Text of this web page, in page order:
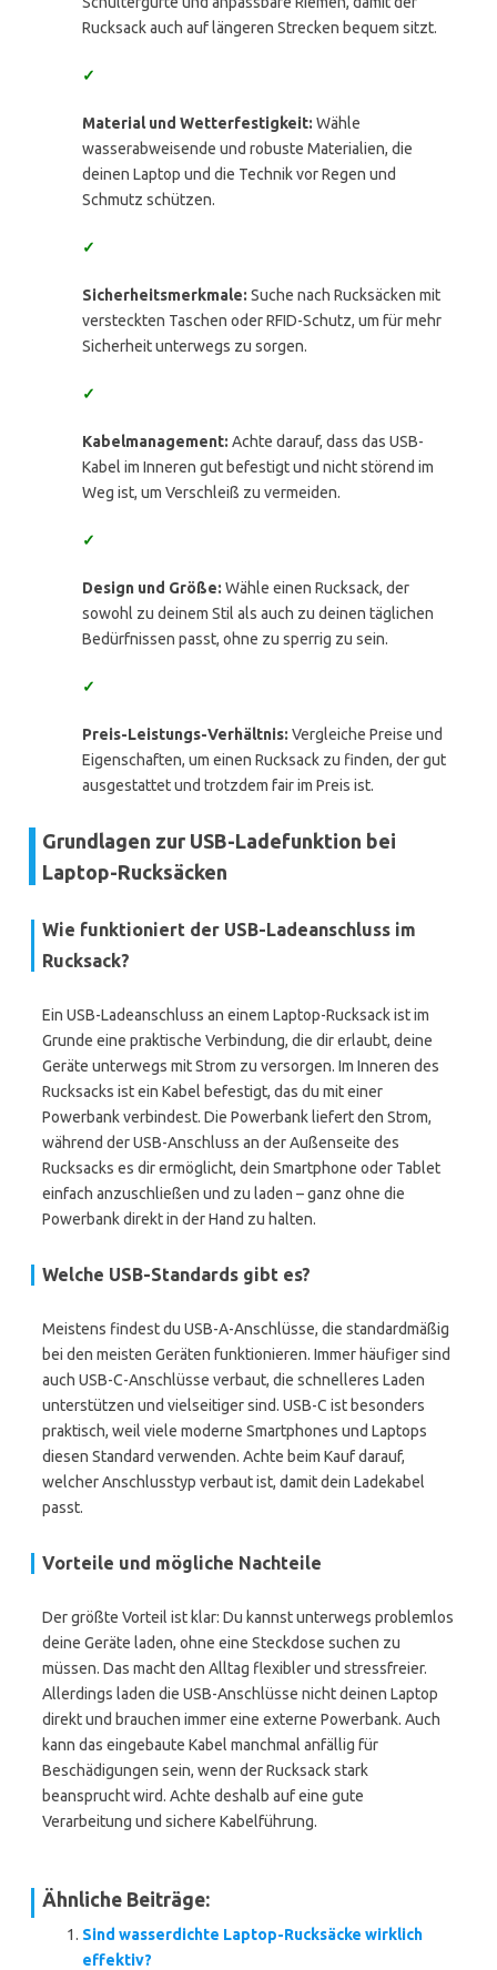
Rucksack auch auf längeren Strecken bequem sitzt.
✓
Material und Wetterfestigkeit: Wähle
wasserabweisende und robuste Materialien, die
deinen Laptop und die Technik vor Regen und
Schmutz schützen.
✓
Sicherheitsmerkmale: Suche nach Rucksäcken mit
versteckten Taschen oder RFID-Schutz, um für mehr
Sicherheit unterwegs zu sorgen.
✓
Kabelmanagement: Achte darauf, dass das USB-
Kabel im Inneren gut befestigt und nicht störend im
Weg ist, um Verschleiß zu vermeiden.
✓
Design und Größe: Wähle einen Rucksack, der
sowohl zu deinem Stil als auch zu deinen täglichen
Bedürfnissen passt, ohne zu sperrig zu sein.
✓
Preis-Leistungs-Verhältnis: Vergleiche Preise und
Eigenschaften, um einen Rucksack zu finden, der gut
ausgestattet und trotzdem fair im Preis ist.
Grundlagen zur USB-Ladefunktion bei
Laptop-Rucksäcken
Wie funktioniert der USB-Ladeanschluss im
Rucksack?
Ein USB-Ladeanschluss an einem Laptop-Rucksack ist im
Grunde eine praktische Verbindung, die dir erlaubt, deine
Geräte unterwegs mit Strom zu versorgen. Im Inneren des
Rucksacks ist ein Kabel befestigt, das du mit einer
Powerbank verbindest. Die Powerbank liefert den Strom,
während der USB-Anschluss an der Außenseite des
Rucksacks es dir ermöglicht, dein Smartphone oder Tablet
einfach anzuschließen und zu laden – ganz ohne die
Powerbank direkt in der Hand zu halten.
Welche USB-Standards gibt es?
Meistens findest du USB-A-Anschlüsse, die standardmäßig
bei den meisten Geräten funktionieren. Immer häufiger sind
auch USB-C-Anschlüsse verbaut, die schnelleres Laden
unterstützen und vielseitiger sind. USB-C ist besonders
praktisch, weil viele moderne Smartphones und Laptops
diesen Standard verwenden. Achte beim Kauf darauf,
welcher Anschlusstyp verbaut ist, damit dein Ladekabel
passt.
Vorteile und mögliche Nachteile
Der größte Vorteil ist klar: Du kannst unterwegs problemlos
deine Geräte laden, ohne eine Steckdose suchen zu
müssen. Das macht den Alltag flexibler und stressfreier.
Allerdings laden die USB-Anschlüsse nicht deinen Laptop
direkt und brauchen immer eine externe Powerbank. Auch
kann das eingebaute Kabel manchmal anfällig für
Beschädigungen sein, wenn der Rucksack stark
beansprucht wird. Achte deshalb auf eine gute
Verarbeitung und sichere Kabelführung.
Ähnliche Beiträge:
Sind wasserdichte Laptop-Rucksäcke wirklich
effektiv?